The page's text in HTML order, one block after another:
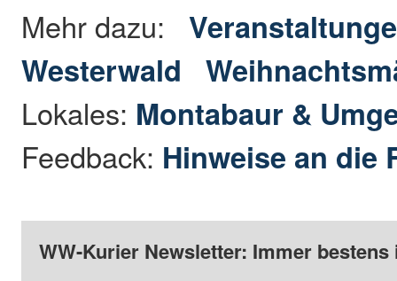
Mehr dazu:
Westerwald
Lokales: Montabaur &
Feedback: Hinweise an die
WW-Kurier Newsletter: Immer